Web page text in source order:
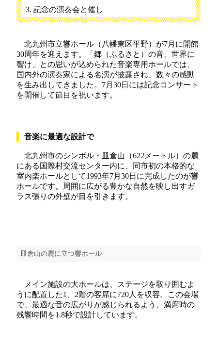
記念の演奏会と催し
北九州市立響ホール（八幡東区平野）が7月に開館
30周年を迎えます。「郷（ふるさと）の音、世界に
響け」との思いが込められた音楽専用ホールでは、
国内外の演奏家による名演が披露され、数々の感動
を生み出してきました。7月30日には記念コンサート
を開催して節目を祝います。
音楽に最適な設計で
北九州市のシンボル・皿倉山（622メートル）の麓
にある国際村交流センター内に、同市初の本格的な
室内楽ホールとして1993年7月30日に完成したのが響
ホールです。周囲に広がる豊かな自然を映し出すガ
ラス張りの外壁が目を引きます。
皿倉山の麓に立つ響ホール
メイン施設の大ホールは、ステージを取り囲むよ
うに配置した1、2階の客席に720人を収容。この会場
で、最適な音の広がりが感じられるよう、満席時の
残響時間を1.8秒で設計しています。